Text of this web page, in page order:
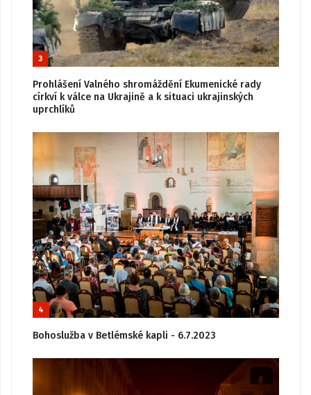
3
Prohlášení Valného shromáždění Ekumenické rady
církví k válce na Ukrajině a k situaci ukrajinských
uprchlíků
4
Bohoslužba v Betlémské kapli - 6.7.2023